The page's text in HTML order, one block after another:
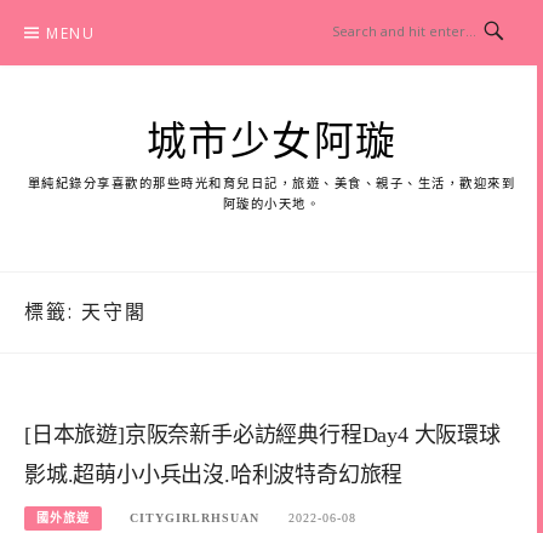
content
MENU
城市少女阿璇
單純紀錄分享喜歡的那些時光和育兒日記，旅遊、美食、親子、生活，歡迎來到
阿璇的小天地。
標籤: 天守閣
[日本旅遊]京阪奈新手必訪經典行程Day4 大阪環球
影城.超萌小小兵出沒.哈利波特奇幻旅程
國外旅遊 CITYGIRLRHSUAN 2022-06-08